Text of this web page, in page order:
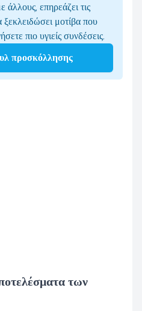
άλλους, επηρεάζει τις
ξεκλειδώσει μοτίβα που
πιο υγιείς συνδέσεις.
προσκόλλησης
των